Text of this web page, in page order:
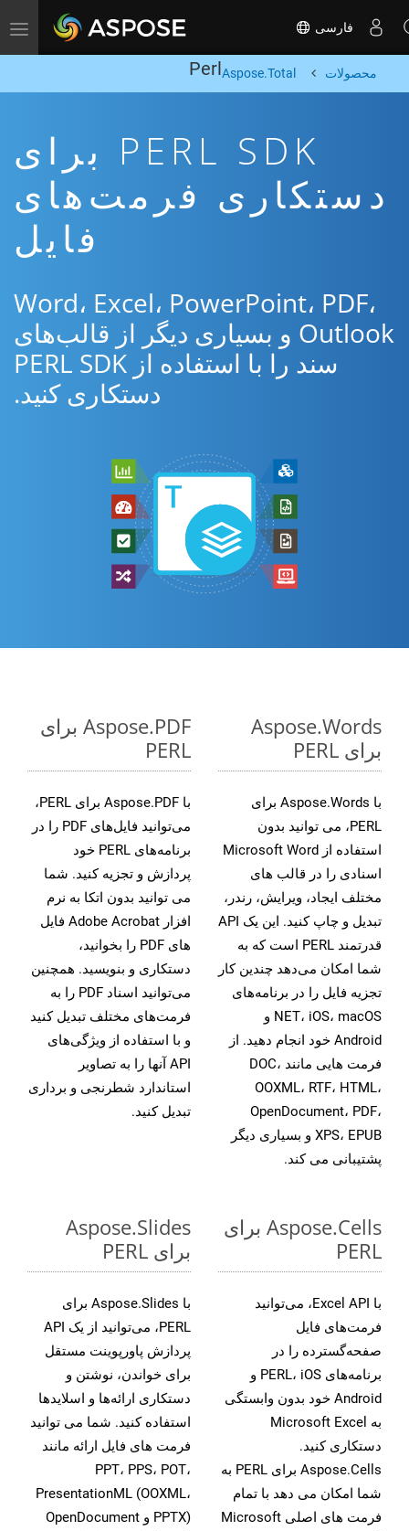
Toggle navigation فارسی
محصولات Aspose.Total
Perl
PERL SDK برای
دستکاری فرمت‌های
فایل
Word، Excel، PowerPoint، PDF،
Outlook و بسیاری دیگر از قالب‌های
سند را با استفاده از PERL SDK
دستکاری کنید.
Aspose.Words
برای PERL
با Aspose.Words برای
PERL، می توانید بدون
استفاده از Microsoft Word
اسنادی را در قالب های
مختلف ایجاد، ویرایش، رندر،
تبدیل و چاپ کنید. این یک API
قدرتمند PERL است که به
شما امکان می‌دهد چندین کار
تجزیه فایل را در برنامه‌های
NET، iOS، macOS و
Android خود انجام دهید. از
فرمت هایی مانند DOC،
OOXML، RTF، HTML،
OpenDocument، PDF،
XPS، EPUB و بسیاری دیگر
پشتیبانی می کند.
Aspose.PDF برای
PERL
با Aspose.PDF برای PERL،
می‌توانید فایل‌های PDF را در
برنامه‌های PERL خود
پردازش و تجزیه کنید. شما
می توانید بدون اتکا به نرم
افزار Adobe Acrobat فایل
های PDF را بخوانید،
دستکاری و بنویسید. همچنین
می‌توانید اسناد PDF را به
فرمت‌های مختلف تبدیل کنید
و با استفاده از ویژگی‌های
API آنها را به تصاویر
استاندارد شطرنجی و برداری
تبدیل کنید.
Aspose.Cells برای
PERL
با Excel API، می‌توانید
فرمت‌های فایل
صفحه‌گسترده را در
برنامه‌های PERL، iOS و
Android خود بدون وابستگی
به Microsoft Excel
دستکاری کنید.
Aspose.Cells برای PERL به
شما امکان می دهد با تمام
فرمت های اصلی Microsoft
Aspose.Slides
برای PERL
با Aspose.Slides برای
PERL، می‌توانید از یک API
پردازش پاورپوینت مستقل
برای خواندن، نوشتن و
دستکاری ارائه‌ها و اسلایدها
استفاده کنید. شما می توانید
فرمت های فایل ارائه مانند
PPT، PPS، POT،
PresentationML (OOXML،
PPTX) و OpenDocument